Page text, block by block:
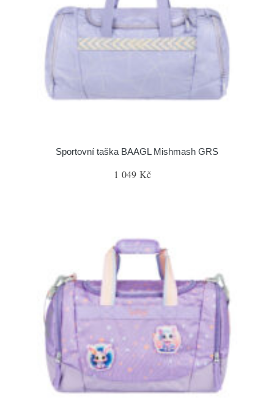
Sportovní taška BAAGL Mishmash GRS
1 049 Kč